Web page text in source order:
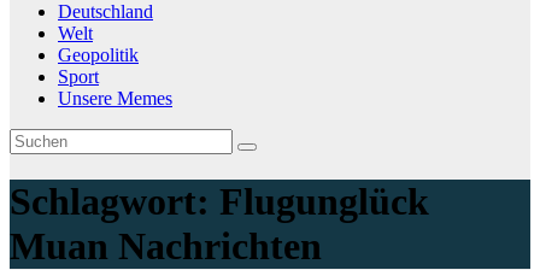
Deutschland
Welt
Geopolitik
Sport
Unsere Memes
Schlagwort: Flugunglück
Muan Nachrichten